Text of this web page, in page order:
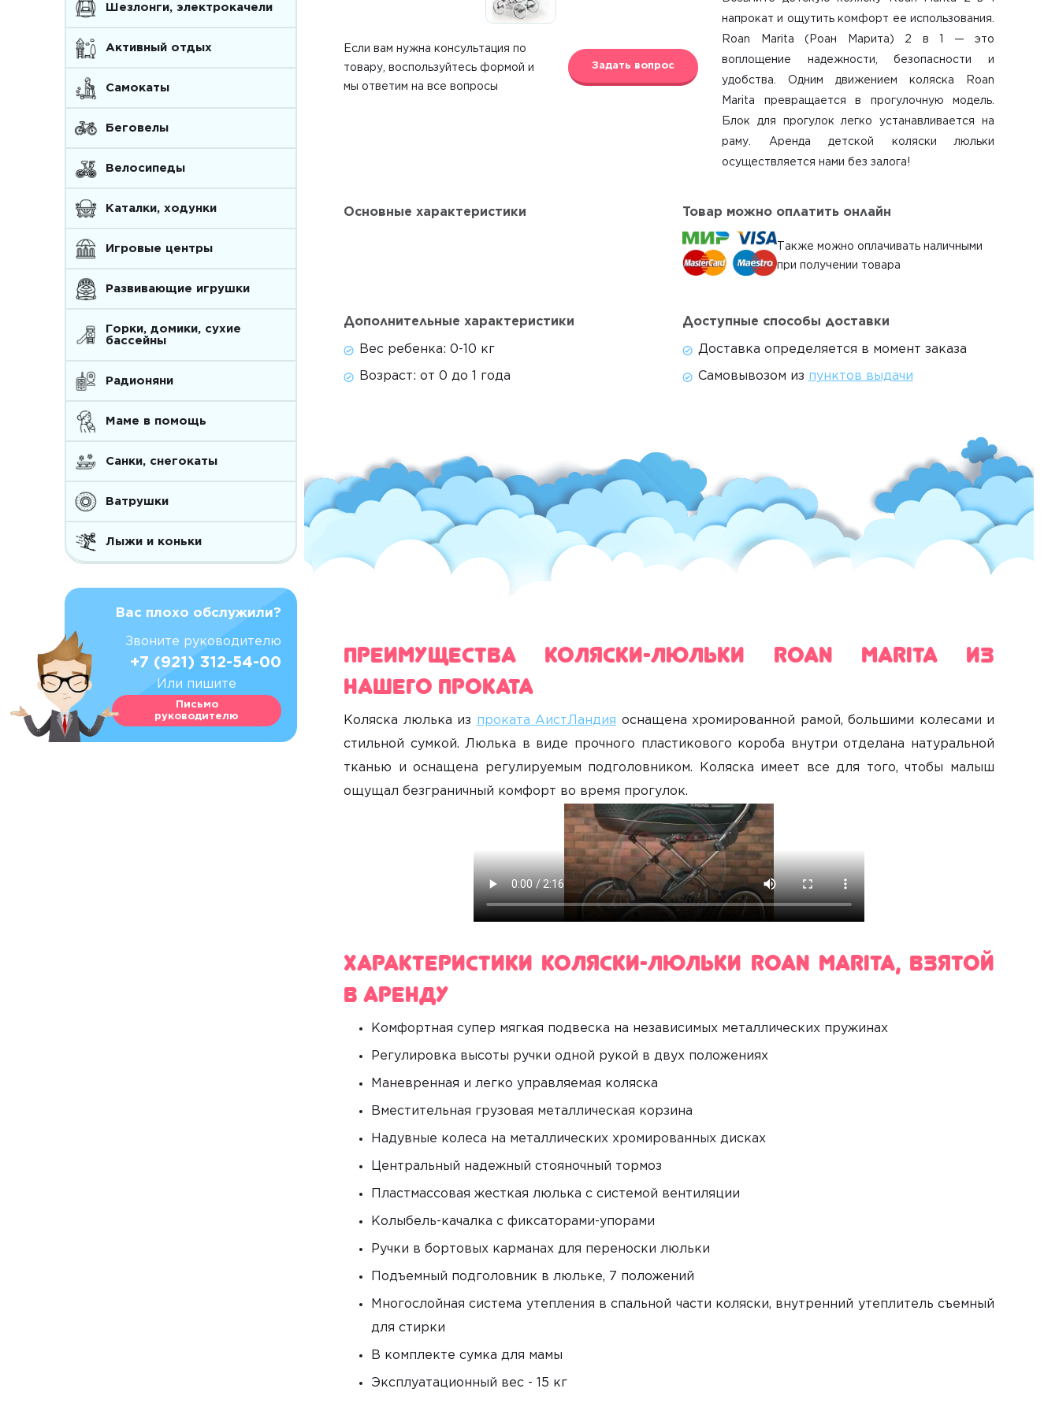
Шезлонги, электрокачели
Активный отдых
Самокаты
Беговелы
Велосипеды
Каталки, ходунки
Игровые центры
Развивающие игрушки
Горки, домики, сухие
бассейны
Радионяни
Маме в помощь
Санки, снегокаты
Ватрушки
Лыжи и коньки
Вас плохо обслужили?
Звоните руководителю
+7 (921) 312-54-00
Или пишите
Письмо
руководителю
Если вам нужна консультация по
товару, воспользуйтесь формой и
мы ответим на все вопросы
Задать вопрос
напрокат и ощутить комфорт ее использования.
Roan Marita (Роан Марита) 2 в 1 — это
воплощение надежности, безопасности и
удобства. Одним движением коляска Roan
Marita превращается в прогулочную модель.
Блок для прогулок легко устанавливается на
раму. Аренда детской коляски люльки
осуществляется нами без залога!
Основные характеристики Товар можно оплатить онлайн
Также можно оплачивать наличными
при получении товара
Дополнительные характеристики
Вес ребенка: 0-10 кг
Возраст: от 0 до 1 года
Доступные способы доставки
Доставка определяется в момент заказа
Самовывозом из пунктов выдачи
Преимущества коляски-люльки Roan Marita из
нашего проката
Коляска люлька из проката АистЛандия оснащена хромированной рамой, большими колесами и
стильной сумкой. Люлька в виде прочного пластикового короба внутри отделана натуральной
тканью и оснащена регулируемым подголовником. Коляска имеет все для того, чтобы малыш
ощущал безграничный комфорт во время прогулок.
Характеристики коляски-люльки Roan Marita, взятой
в аренду
Комфортная супер мягкая подвеска на независимых металлических пружинах
Регулировка высоты ручки одной рукой в двух положениях
Маневренная и легко управляемая коляска
Вместительная грузовая металлическая корзина
Надувные колеса на металлических хромированных дисках
Центральный надежный стояночный тормоз
Пластмассовая жесткая люлька с системой вентиляции
Колыбель-качалка с фиксаторами-упорами
Ручки в бортовых карманах для переноски люльки
Подъемный подголовник в люльке, 7 положений
Многослойная система утепления в спальной части коляски, внутренний утеплитель съемный
для стирки
В комплекте сумка для мамы
Эксплуатациoнный вес - 15 кг